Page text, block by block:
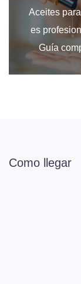
Aceites
es
Guía
Como llegar